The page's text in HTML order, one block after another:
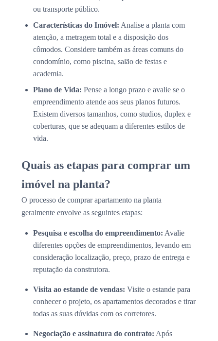
ou transporte público.
Características do Imóvel: Analise a planta com
atenção, a metragem total e a disposição dos
cômodos. Considere também as áreas comuns do
condomínio, como piscina, salão de festas e
academia.
Plano de Vida: Pense a longo prazo e avalie se o
empreendimento atende aos seus planos futuros.
Existem diversos tamanhos, como studios, duplex e
coberturas, que se adequam a diferentes estilos de
vida.
Quais as etapas para comprar um
imóvel na planta?
O processo de comprar apartamento na planta
geralmente envolve as seguintes etapas:
Pesquisa e escolha do empreendimento: Avalie
diferentes opções de empreendimentos, levando em
consideração localização, preço, prazo de entrega e
reputação da construtora.
Visita ao estande de vendas: Visite o estande para
conhecer o projeto, os apartamentos decorados e tirar
todas as suas dúvidas com os corretores.
Negociação e assinatura do contrato: Após